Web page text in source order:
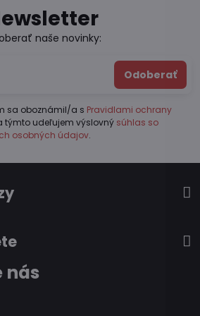
naše novinky:
Odoberať
sa oboznámil/a s Pravidlami ochrany
týmto udeľujem výslovný súhlas so
osobných údajov.